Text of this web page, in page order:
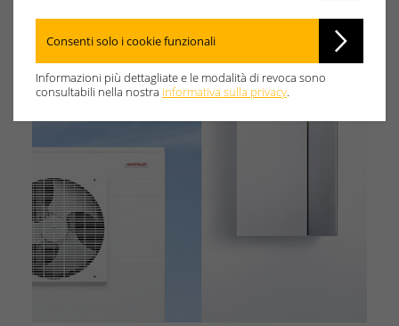
Consenti solo i cookie funzionali
Informazioni più dettagliate e le modalità di revoca sono
consultabili nella nostra informativa sulla privacy.